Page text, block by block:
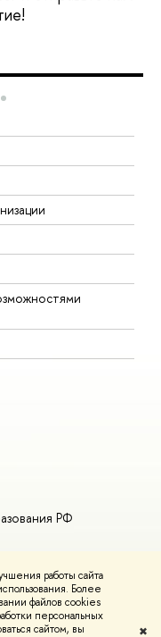
работы сайта
Более
файлов cookies
персональных
сайтом, вы
✖
РФ